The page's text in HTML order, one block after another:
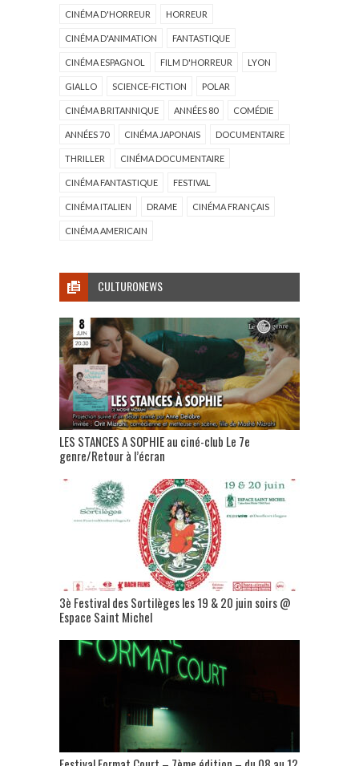
CINÉMA D'HORREUR HORREUR
CINÉMA D'ANIMATION FANTASTIQUE
CINÉMA ESPAGNOL FILM D'HORREUR LYON
GIALLO SCIENCE-FICTION POLAR
CINÉMA BRITANNIQUE ANNÉES 80 COMÉDIE
ANNÉES 70 CINÉMA JAPONAIS DOCUMENTAIRE
THRILLER CINÉMA DOCUMENTAIRE
CINÉMA FANTASTIQUE FESTIVAL
CINÉMA ITALIEN DRAME CINÉMA FRANÇAIS
CINÉMA AMERICAIN
CULTURONEWS
LES STANCES A SOPHIE au ciné-club Le 7e
genre/Retour à l’écran
3è Festival des Sortilèges les 19 & 20 juin soirs @
Espace Saint Michel